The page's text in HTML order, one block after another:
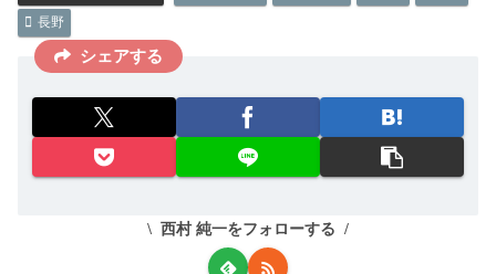
長野
シェアする
西村 純一をフォローする